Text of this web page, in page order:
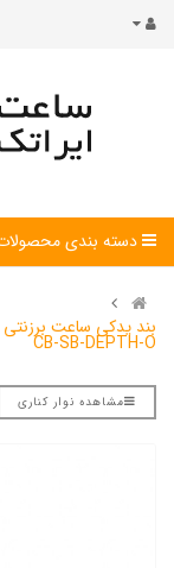
دسته بندی
بند یدکی ساعت
CB-SB-DEPTH-O
مشاهده نوار کناری